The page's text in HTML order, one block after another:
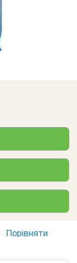
Порівняти